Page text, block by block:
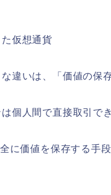
た仮想通貨
違いは、「価値の保
個人間で直接取引で
に価値を保存する手